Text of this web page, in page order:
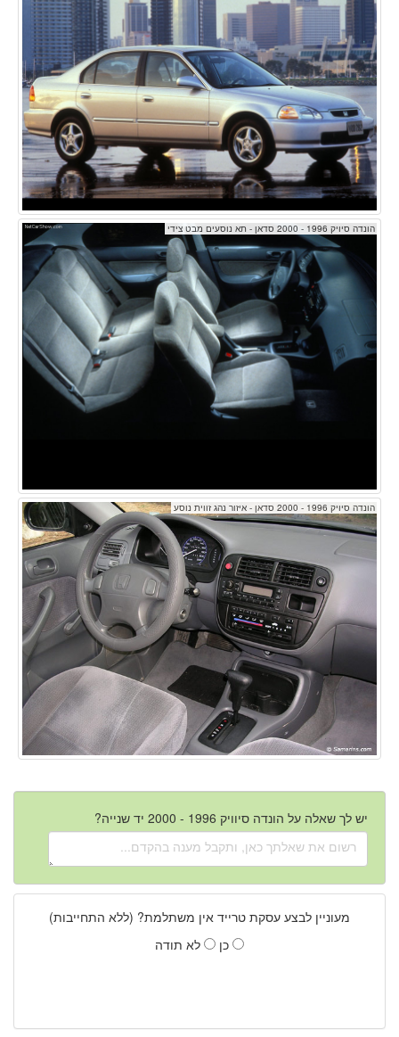
הונדה סיויק 1996 - 2000 סדאן - תא נוסעים מבט צידי
הונדה סיויק 1996 - 2000 סדאן - איזור נהג זווית נוסע
יש לך שאלה על הונדה סיוויק 1996 - 2000 יד שנייה?
מעוניין לבצע עסקת טרייד אין משתלמת? (ללא התחייבות)
כן
לא תודה